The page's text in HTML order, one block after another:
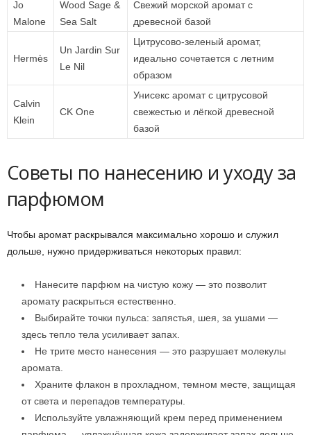
Jo
Malone
Wood Sage &
Sea Salt
Свежий морской аромат с
древесной базой
Hermès
Un Jardin Sur
Le Nil
Цитрусово-зеленый аромат,
идеально сочетается с летним
образом
Calvin
Klein
CK One
Унисекс аромат с цитрусовой
свежестью и лёгкой древесной
базой
Советы по нанесению и уходу за
парфюмом
Чтобы аромат раскрывался максимально хорошо и служил
дольше, нужно придерживаться некоторых правил:
Нанесите парфюм на чистую кожу — это позволит
аромату раскрыться естественно.
Выбирайте точки пульса: запястья, шея, за ушами —
здесь тепло тела усиливает запах.
Не трите место нанесения — это разрушает молекулы
аромата.
Храните флакон в прохладном, темном месте, защищая
от света и перепадов температуры.
Используйте увлажняющий крем перед применением